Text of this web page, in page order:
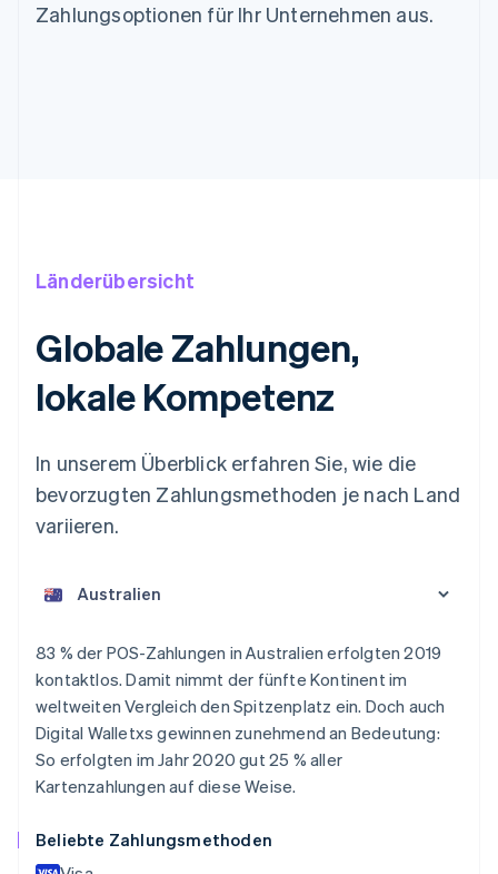
Zahlungsoptionen für Ihr Unternehmen aus.
Länderübersicht
Globale Zahlungen,
lokale Kompetenz
In unserem Überblick erfahren Sie, wie die
bevorzugten Zahlungsmethoden je nach Land
variieren.
83 % der POS-Zahlungen in Australien erfolgten 2019
kontaktlos. Damit nimmt der fünfte Kontinent im
weltweiten Vergleich den Spitzenplatz ein. Doch auch
Digital Walletxs gewinnen zunehmend an Bedeutung:
So erfolgten im Jahr 2020 gut 25 % aller
Kartenzahlungen auf diese Weise.
Beliebte Zahlungsmethoden
Australien
English
Belgien
NederlandsFrançaisDeutschEnglish
Brasilien
Português English
Bulgarien
English
English
Deutschland